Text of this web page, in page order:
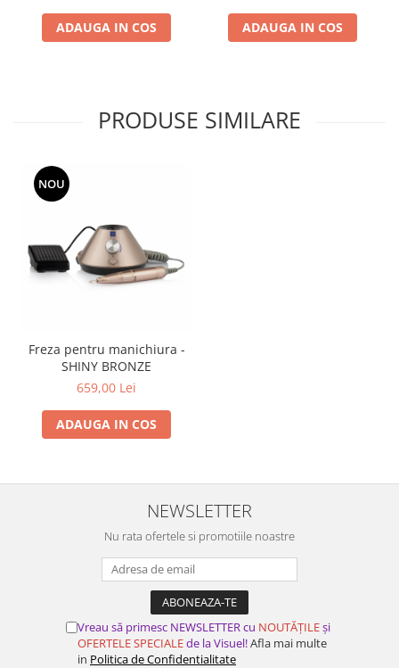
ADAUGA IN COS ADAUGA IN COS
PRODUSE SIMILARE
NOU
Freza pentru manichiura -
SHINY BRONZE
659,00 Lei
ADAUGA IN COS
NEWSLETTER
Nu rata ofertele si promotiile noastre
Vreau să primesc NEWSLETTER cu NOUTĂȚILEși
OFERTELE SPECIALEde la Visuel!Afla mai multe
in Politica de Confidentialitate